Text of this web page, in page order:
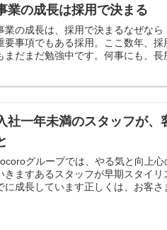
業の成長は採用で決まる
業の成長は、採用で決まるなぜな
要事項でもある採用。ここ数年、
まだまだ勉強中です。何事にも、
社一年未満のスタッフが
グループでは、やる気と向上
きますあるスタッフが早期スタイ
に成長しています正しくは、お客さ